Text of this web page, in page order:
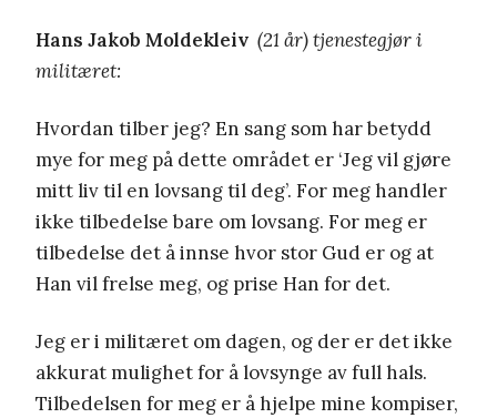
Hans Jakob Moldekleiv (21 år) tjenestegjør i
militæret:
Hvordan tilber jeg? En sang som har betydd
mye for meg på dette området er ‘Jeg vil gjøre
mitt liv til en lovsang til deg’. For meg handler
ikke tilbedelse bare om lovsang. For meg er
tilbedelse det å innse hvor stor Gud er og at
Han vil frelse meg, og prise Han for det.
Jeg er i militæret om dagen, og der er det ikke
akkurat mulighet for å lovsynge av full hals.
Tilbedelsen for meg er å hjelpe mine kompiser,